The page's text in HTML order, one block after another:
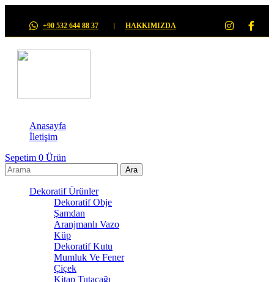
+90 532 644 88 37 HAKKIMIZDA
Anasayfa
İletişim
Sepetim 0 Ürün
Dekoratif Ürünler
Dekoratif Obje
Şamdan
Aranjmanlı Vazo
Küp
Dekoratif Kutu
Mumluk Ve Fener
Çiçek
Kitap Tutacağı